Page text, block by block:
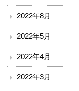
外科
脳神経外科
皮膚科
2022年8月
2022年5月
2022年4月
2022年3月